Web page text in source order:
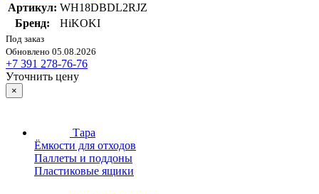
Артикул: WH18DBDL2RJZ
Бренд:
HiKOKI
Под заказ
Обновлено 05.08.2026
+7 391 278-76-76
Уточнить цену
×
Тара
Ёмкости для отходов
Паллеты и поддоны
Пластиковые ящики